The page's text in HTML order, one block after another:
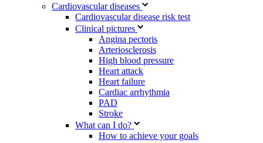
Cardiovascular diseases
Cardiovascular disease risk test
Clinical pictures
Angina pectoris
Arteriosclerosis
High blood pressure
Heart attack
Heart failure
Cardiac arrhythmia
PAD
Stroke
What can I do?
How to achieve your goals